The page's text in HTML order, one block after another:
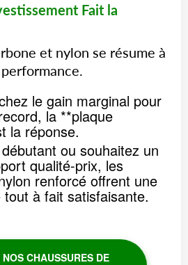
Fait la
et nylon se résume à
le gain marginal pour
la **plaque
la réponse.
ou souhaitez un
qualité-prix, les
renforcé offrent une
à fait satisfaisante.
CHAUSSURES DE